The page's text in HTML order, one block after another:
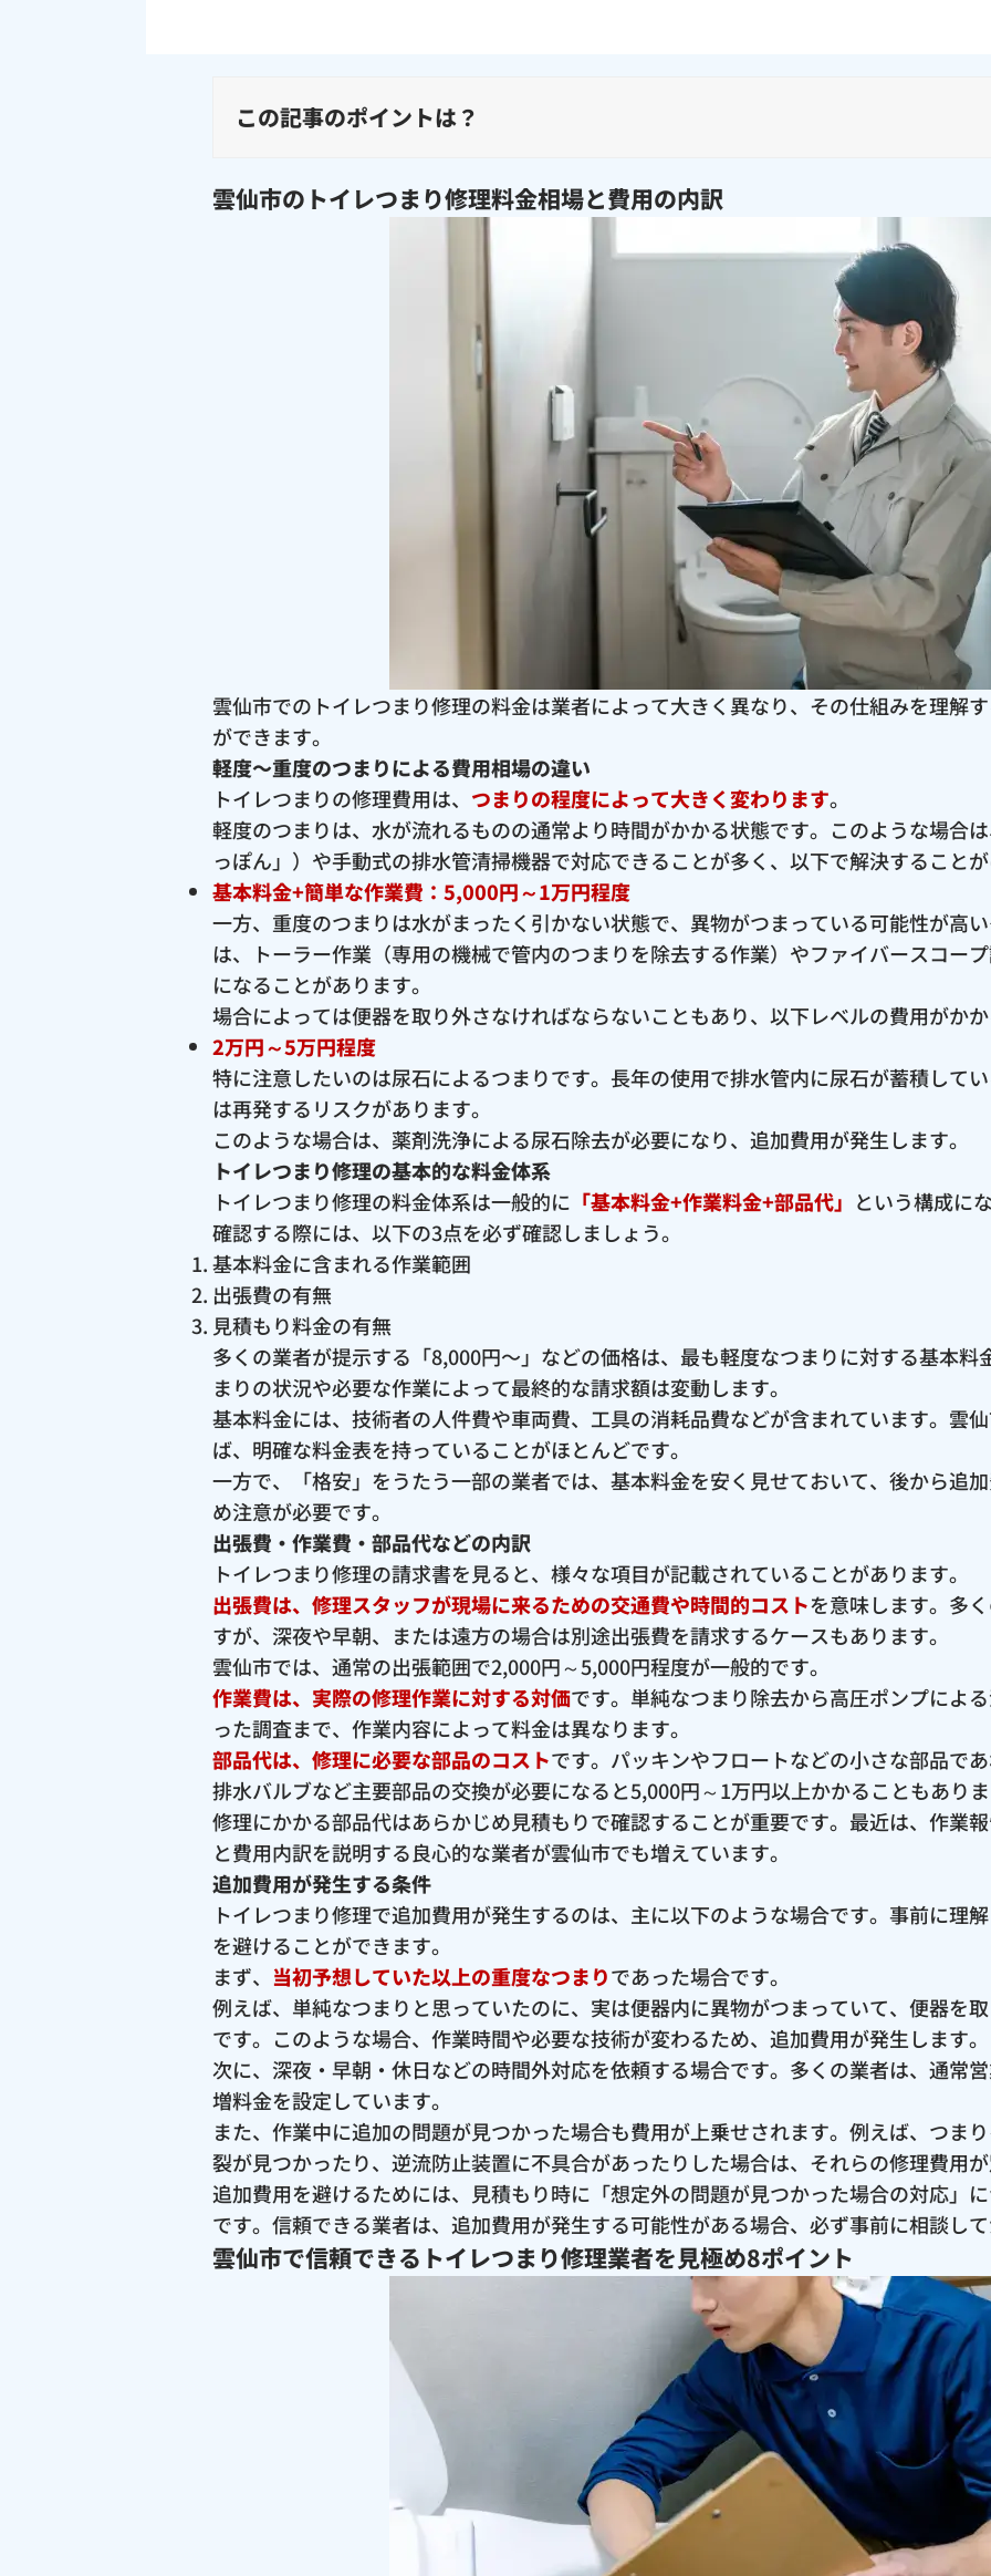
この記事のポイントは？
雲仙市のトイレつまり修理料金相場と費用の内訳
雲仙市でのトイレつまり修理の料金は業者によって大きく異なり、その仕組みを理解
ができます。
軽度〜重度のつまりによる費用相場の違い
トイレつまりの修理費用は、 つまりの程度によって大きく変わります。
軽度のつまりは、水が流れるものの通常より時間がかかる状態です。このような場合
っぽん」）や手動式の排水管清掃機器で対応できることが多く、以下で解決すること
基本料金+簡単な作業費：5,000円～1万円程度
一方、重度のつまりは水がまったく引かない状態で、異物がつまっている可能性が高
は、トーラー作業（専用の機械で管内のつまりを除去する作業）やファイバースコー
になることがあります。
場合によっては便器を取り外さなければならないこともあり、以下レベルの費用がか
2万円～5万円程度
特に注意したいのは尿石によるつまりです。長年の使用で排水管内に尿石が蓄積して
は再発するリスクがあります。
このような場合は、薬剤洗浄による尿石除去が必要になり、追加費用が発生します。
トイレつまり修理の基本的な料金体系
トイレつまり修理の料金体系は一般的に 「基本料金+作業料金+部品代」 という構成に
確認する際には、以下の3点を必ず確認しましょう。
基本料金に含まれる作業範囲
出張費の有無
見積もり料金の有無
多くの業者が提示する「8,000円〜」などの価格は、最も軽度なつまりに対する基本料
まりの状況や必要な作業によって最終的な請求額は変動します。
基本料金には、技術者の人件費や車両費、工具の消耗品費などが含まれています。雲
ば、明確な料金表を持っていることがほとんどです。
一方で、「格安」をうたう一部の業者では、基本料金を安く見せておいて、後から追
め注意が必要です。
出張費・作業費・部品代などの内訳
トイレつまり修理の請求書を見ると、様々な項目が記載されていることがあります。
出張費は、修理スタッフが現場に来るための交通費や時間的コストを意味します。多
すが、深夜や早朝、または遠方の場合は別途出張費を請求するケースもあります。
雲仙市では、通常の出張範囲で2,000円～5,000円程度が一般的です。
作業費は、実際の修理作業に対する対価です。単純なつまり除去から高圧ポンプによ
った調査まで、作業内容によって料金は異なります。
部品代は、修理に必要な部品のコストです。パッキンやフロートなどの小さな部品で
排水バルブなど主要部品の交換が必要になると5,000円～1万円以上かかることもあり
修理にかかる部品代はあらかじめ見積もりで確認することが重要です。最近は、作業
と費用内訳を説明する良心的な業者が雲仙市でも増えています。
追加費用が発生する条件
トイレつまり修理で追加費用が発生するのは、主に以下のような場合です。事前に理
を避けることができます。
まず、 当初予想していた以上の重度なつまりであった場合です。
例えば、単純なつまりと思っていたのに、実は便器内に異物がつまっていて、便器を
です。このような場合、作業時間や必要な技術が変わるため、追加費用が発生します。
次に、深夜・早朝・休日などの時間外対応を依頼する場合です。多くの業者は、通常
増料金を設定しています。
また、作業中に追加の問題が見つかった場合も費用が上乗せされます。例えば、つま
裂が見つかったり、逆流防止装置に不具合があったりした場合は、それらの修理費用
追加費用を避けるためには、見積もり時に「想定外の問題が見つかった場合の対応」
です。信頼できる業者は、追加費用が発生する可能性がある場合、必ず事前に相談し
雲仙市で信頼できるトイレつまり修理業者を見極め8ポイント